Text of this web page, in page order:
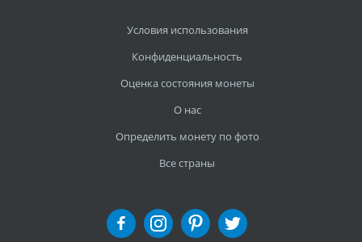
Условия использования
Конфиденциальность
Оценка состояния монеты
О нас
Определить монету по фото
Все страны